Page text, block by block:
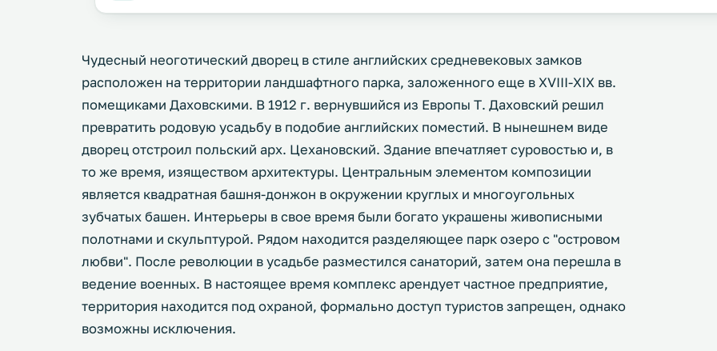
Чудесный неоготический дворец в стиле английских средневековых замков
расположен на территории ландшафтного парка, заложенного еще в XVIII-XIX вв.
помещиками Даховскими. В 1912 г. вернувшийся из Европы Т. Даховский решил
превратить родовую усадьбу в подобие английских поместий. В нынешнем виде
дворец отстроил польский арх. Цехановский. Здание впечатляет суровостью и, в
то же время, изяществом архитектуры. Центральным элементом композиции
является квадратная башня-донжон в окружении круглых и многоугольных
зубчатых башен. Интерьеры в свое время были богато украшены живописными
полотнами и скульптурой. Рядом находится разделяющее парк озеро с "островом
любви". После революции в усадьбе разместился санаторий, затем она перешла в
ведение военных. В настоящее время комплекс арендует частное предприятие,
территория находится под охраной, формально доступ туристов запрещен, однако
возможны исключения.